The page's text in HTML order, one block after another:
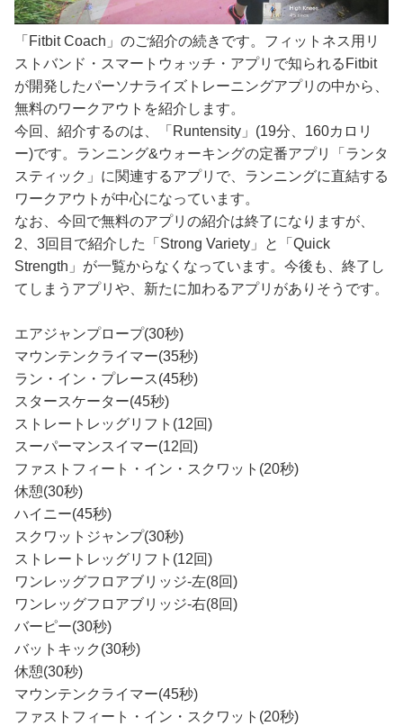
「Fitbit Coach」のご紹介の続きです。フィットネス用リ
ストバンド・スマートウォッチ・アプリで知られるFitbit
が開発したパーソナライズトレーニングアプリの中から、
無料のワークアウトを紹介します。
今回、紹介するのは、「Runtensity」(19分、160カロリ
ー)です。ランニング&ウォーキングの定番アプリ「ランタ
スティック」に関連するアプリで、ランニングに直結する
ワークアウトが中心になっています。
なお、今回で無料のアプリの紹介は終了になりますが、
2、3回目で紹介した「Strong Variety」と「Quick
Strength」が一覧からなくなっています。今後も、終了し
てしまうアプリや、新たに加わるアプリがありそうです。
エアジャンプロープ(30秒)
マウンテンクライマー(35秒)
ラン・イン・プレース(45秒)
スタースケーター(45秒)
ストレートレッグリフト(12回)
スーパーマンスイマー(12回)
ファストフィート・イン・スクワット(20秒)
休憩(30秒)
ハイニー(45秒)
スクワットジャンプ(30秒)
ストレートレッグリフト(12回)
ワンレッグフロアブリッジ-左(8回)
ワンレッグフロアブリッジ-右(8回)
バーピー(30秒)
バットキック(30秒)
休憩(30秒)
マウンテンクライマー(45秒)
ファストフィート・イン・スクワット(20秒)